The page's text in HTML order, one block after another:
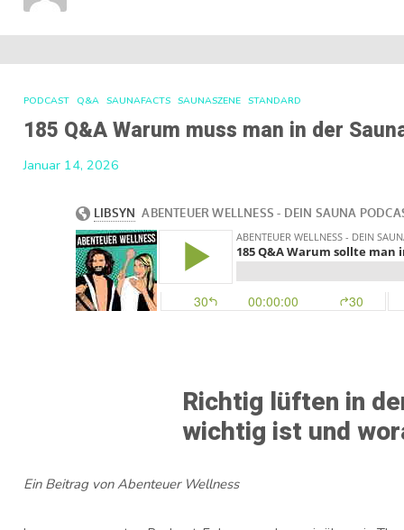
PODCAST Q&A SAUNAFACTS SAUNASZENE STANDARD
185 Q&A Warum muss man in der
Januar 14, 2026
Richtig lüften in
wichtig ist und
Ein Beitrag von Abenteuer Wellness